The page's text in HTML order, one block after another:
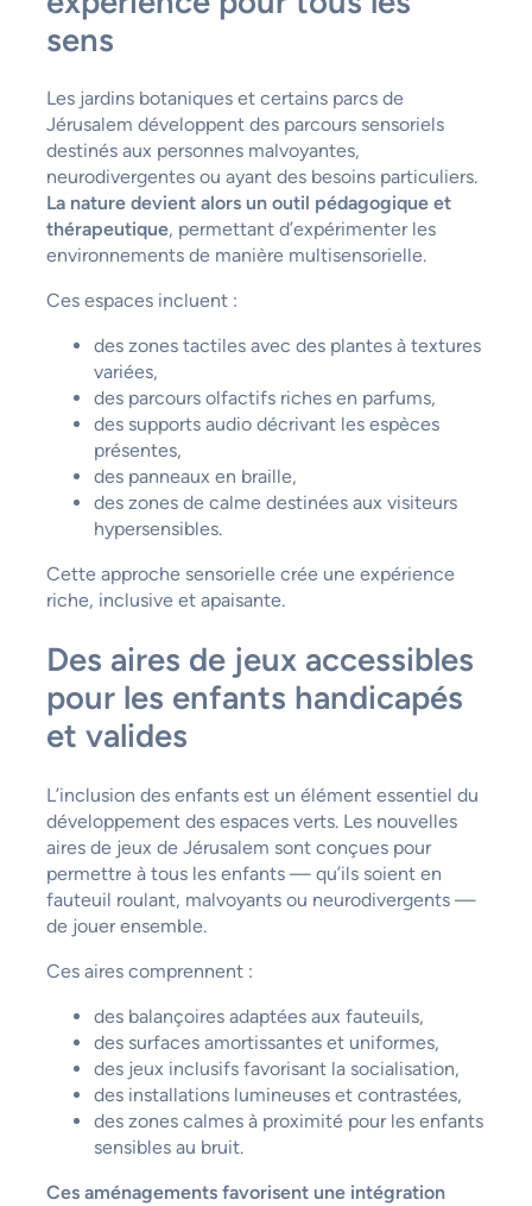
sens
Les jardins botaniques et certains parcs de
Jérusalem développent des parcours sensoriels
destinés aux personnes malvoyantes,
neurodivergentes ou ayant des besoins particuliers.
La nature devient alors un outil pédagogique et
thérapeutique, permettant d’expérimenter les
environnements de manière multisensorielle.
Ces espaces incluent :
des zones tactiles avec des plantes à textures
variées,
des parcours olfactifs riches en parfums,
des supports audio décrivant les espèces
présentes,
des panneaux en braille,
des zones de calme destinées aux visiteurs
hypersensibles.
Cette approche sensorielle crée une expérience
riche, inclusive et apaisante.
Des aires de jeux accessibles
pour les enfants handicapés
et valides
L’inclusion des enfants est un élément essentiel du
développement des espaces verts. Les nouvelles
aires de jeux de Jérusalem sont conçues pour
permettre à tous les enfants — qu’ils soient en
fauteuil roulant, malvoyants ou neurodivergents —
de jouer ensemble.
Ces aires comprennent :
des balançoires adaptées aux fauteuils,
des surfaces amortissantes et uniformes,
des jeux inclusifs favorisant la socialisation,
des installations lumineuses et contrastées,
des zones calmes à proximité pour les enfants
sensibles au bruit.
Ces aménagements favorisent une intégration